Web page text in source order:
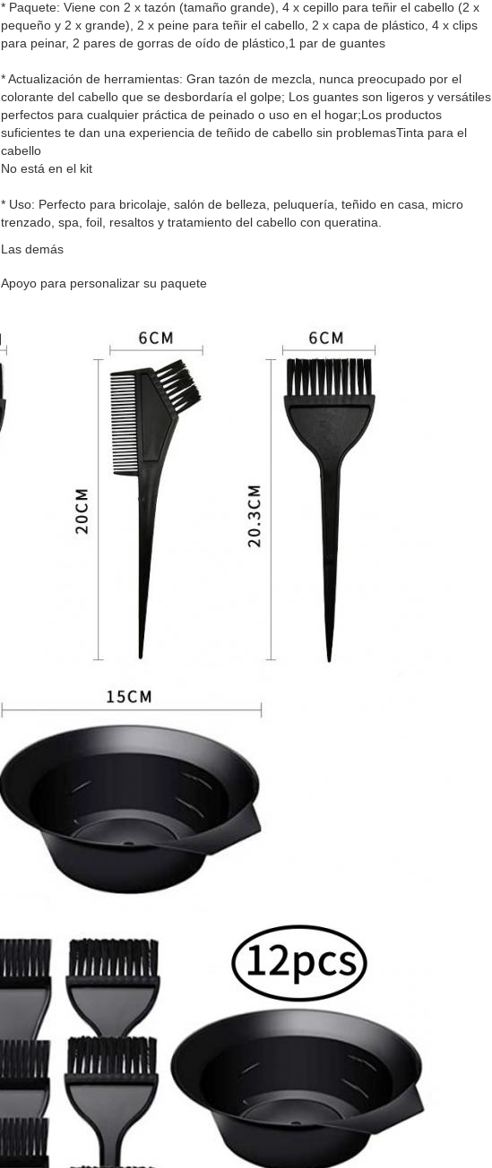
* Paquete: Viene con 2 x tazón (tamaño grande), 4 x cepillo para teñir el cabello (2 x
pequeño y 2 x grande), 2 x peine para teñir el cabello, 2 x capa de plástico, 4 x clips
para peinar, 2 pares de gorras de oído de plástico,1 par de guantes
* Actualización de herramientas: Gran tazón de mezcla, nunca preocupado por el
colorante del cabello que se desbordaría el golpe; Los guantes son ligeros y versátiles,
perfectos para cualquier práctica de peinado o uso en el hogar;Los productos
suficientes te dan una experiencia de teñido de cabello sin problemasTinta para el
cabello
No está en el kit
* Uso: Perfecto para bricolaje, salón de belleza, peluquería, teñido en casa, micro
trenzado, spa, foil, resaltos y tratamiento del cabello con queratina.
Las demás
Apoyo para personalizar su paquete